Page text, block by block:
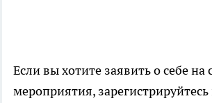
Если вы хотите заявить о себе на
мероприятия, зарегистрируйтесь